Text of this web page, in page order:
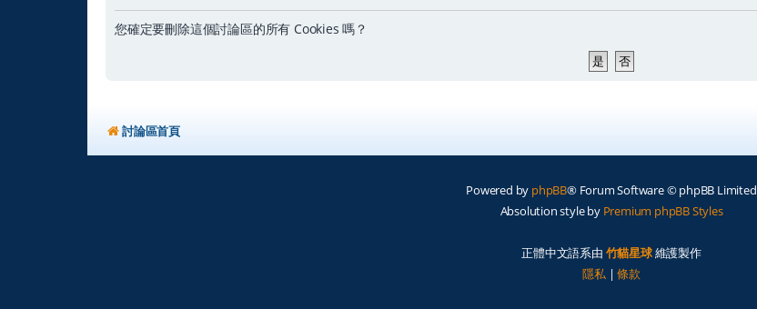
您確定要刪除這個討論區的所有 Cookies 嗎？
討論區首頁
Powered by phpBB® Forum Software © phpBB Limited
Absolution style by Premium phpBB Styles
正體中文語系由 竹貓星球維護製作
隱私|條款